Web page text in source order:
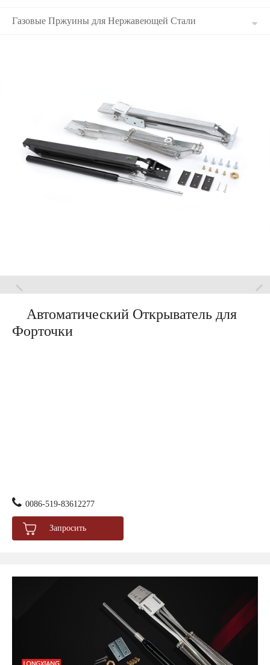
Газовые Пржуины для Нержавеющей Стали
Автоматический Открыватель для
Форточки
0086-519-83612277
Запросить